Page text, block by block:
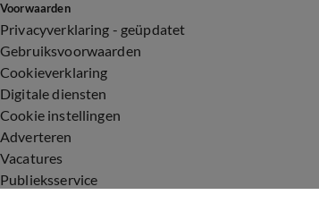
Voorwaarden
Privacyverklaring - geüpdatet
Gebruiksvoorwaarden
Cookieverklaring
Digitale diensten
Cookie instellingen
Adverteren
Vacatures
Publieksservice